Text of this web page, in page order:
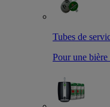
Tubes de
Pour une